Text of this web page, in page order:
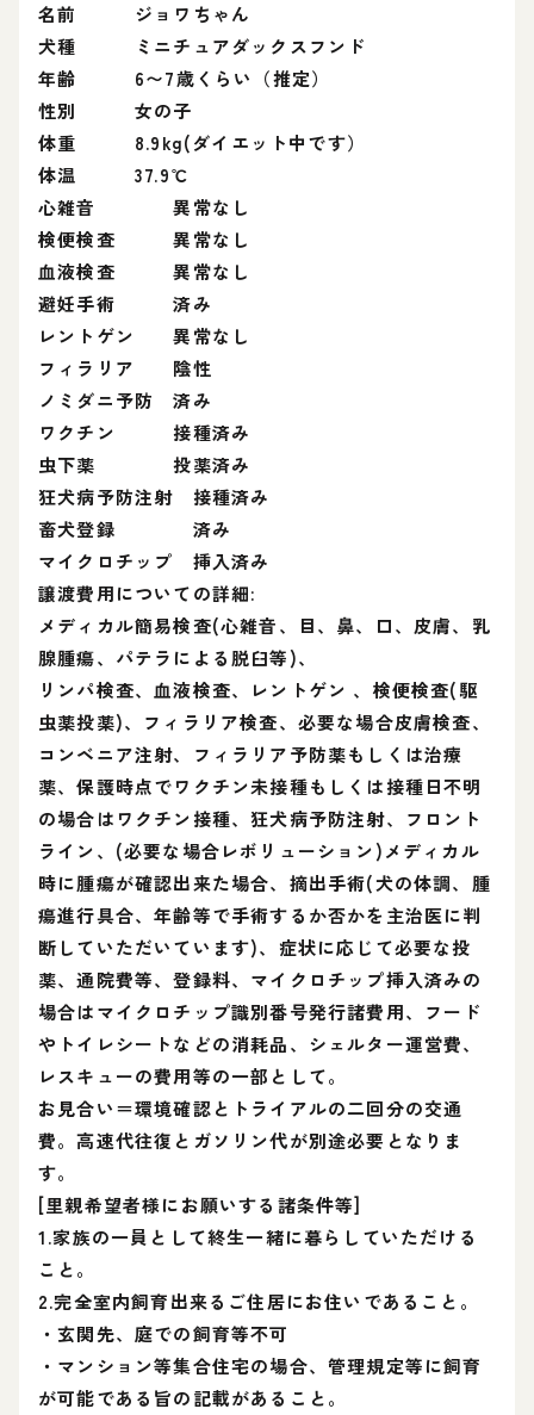
名前 ジョワちゃん
犬種 ミニチュアダックスフンド
年齢 6〜7歳くらい（推定）
性別 女の子
体重 8.9kg(ダイエット中です）
体温 37.9℃
心雑音 異常なし
検便検査 異常なし
血液検査 異常なし
避妊手術 済み
レントゲン 異常なし
フィラリア 陰性
ノミダニ予防 済み
ワクチン 接種済み
虫下薬 投薬済み
狂犬病予防注射 接種済み
畜犬登録 済み
マイクロチップ 挿入済み
譲渡費用についての詳細:
メディカル簡易検査(心雑音、目、鼻、口、皮膚、乳
腺腫瘍、パテラによる脱臼等)、
リンパ検査、血液検査、レントゲン 、検便検査(駆
虫薬投薬)、フィラリア検査、必要な場合皮膚検査、
コンベニア注射、フィラリア予防薬もしくは治療
薬、保護時点でワクチン未接種もしくは接種日不明
の場合はワクチン接種、狂犬病予防注射、フロント
ライン、(必要な場合レボリューション)メディカル
時に腫瘍が確認出来た場合、摘出手術(犬の体調、腫
瘍進行具合、年齢等で手術するか否かを主治医に判
断していただいています)、症状に応じて必要な投
薬、通院費等、登録料、マイクロチップ挿入済みの
場合はマイクロチップ識別番号発行諸費用、フード
やトイレシートなどの消耗品、シェルター運営費、
レスキューの費用等の一部として。
お見合い＝環境確認とトライアルの二回分の交通
費。高速代往復とガソリン代が別途必要となりま
す。
[里親希望者様にお願いする諸条件等]
1.家族の一員として終生一緒に暮らしていただける
こと。
2.完全室内飼育出来るご住居にお住いであること。
・玄関先、庭での飼育等不可
・マンション等集合住宅の場合、管理規定等に飼育
が可能である旨の記載があること。